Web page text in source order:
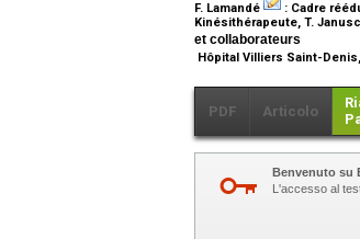
F. Lamandé
: Cadre
Kinésithérapeute, T.
et collaborateurs
Hôpital Villiers Saint-
PDF Articolo
Benvenuto su
L'accesso al